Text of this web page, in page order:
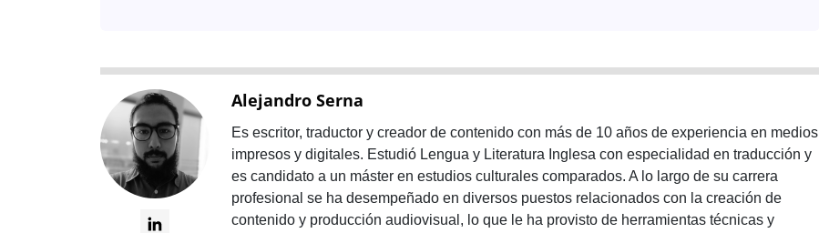
Alejandro Serna
Es escritor, traductor y creador de contenido con más de 10 años de experiencia en medios
impresos y digitales. Estudió Lengua y Literatura Inglesa con especialidad en traducción y
es candidato a un máster en estudios culturales comparados. A lo largo de su carrera
profesional se ha desempeñado en diversos puestos relacionados con la creación de
contenido y producción audiovisual, lo que le ha provisto de herramientas técnicas y